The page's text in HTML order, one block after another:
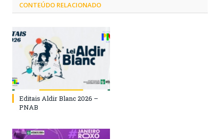
CONTEÚDO RELACIONADO
Editais Aldir Blanc 2026 –
PNAB